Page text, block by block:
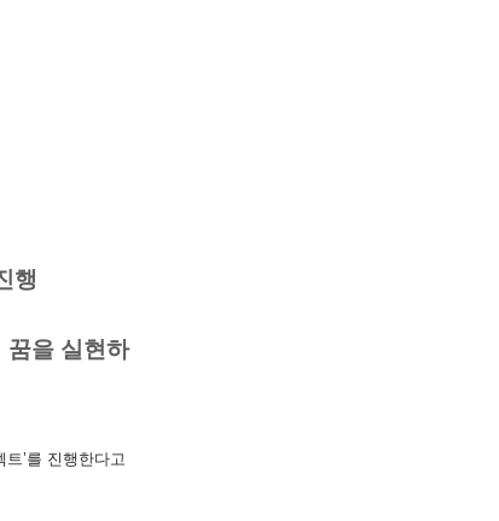
행
꿈을 실현하
’를 진행한다고